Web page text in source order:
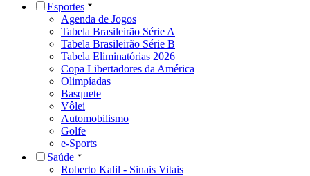
Esportes
Agenda de Jogos
Tabela Brasileirão Série A
Tabela Brasileirão Série B
Tabela Eliminatórias 2026
Copa Libertadores da América
Olimpíadas
Basquete
Vôlei
Automobilismo
Golfe
e-Sports
Saúde
Roberto Kalil - Sinais Vitais